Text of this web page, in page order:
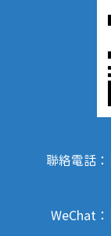
聯絡電話：
WeChat：